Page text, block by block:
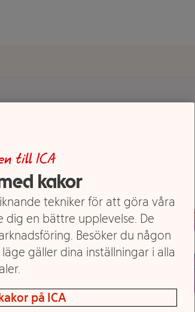
till ICA
kakor
tekniker för att göra våra
en bättre upplevelse. De
Besöker du någon
gäller dina inställningar i alla
på ICA